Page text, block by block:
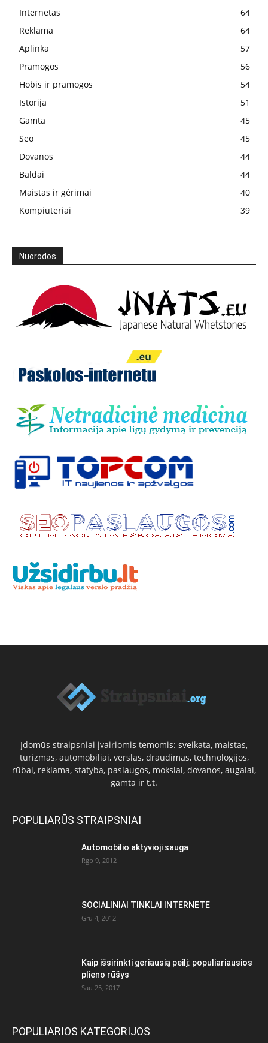
Internetas
64
Reklama
64
Aplinka
57
Pramogos
56
Hobis ir pramogos
54
Istorija
51
Gamta
45
Seo
45
Dovanos
44
Baldai
44
Maistas ir gėrimai
40
Kompiuteriai
39
Nuorodos
Įdomūs straipsniai įvairiomis temomis: sveikata, maistas,
turizmas, automobiliai, verslas, draudimas, technologijos,
rūbai, reklama, statyba, paslaugos, mokslai, dovanos, augalai,
gamta ir t.t.
POPULIARŪS STRAIPSNIAI
Automobilio aktyvioji sauga
Rgp 9, 2012
SOCIALINIAI TINKLAI INTERNETE
Gru 4, 2012
Kaip išsirinkti geriausią peilį: populiariausios
plieno rūšys
Sau 25, 2017
POPULIARIOS KATEGORIJOS